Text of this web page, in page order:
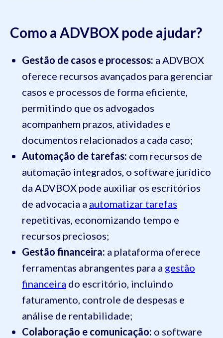
Como a ADVBOX pode ajudar?
Gestão de casos e processos: a ADVBOX
oferece recursos avançados para gerenciar
casos e processos de forma eficiente,
permitindo que os advogados
acompanhem prazos, atividades e
documentos relacionados a cada caso;
Automação de tarefas: com recursos de
automação integrados, o software jurídico
da ADVBOX pode auxiliar os escritórios
de advocacia a automatizar tarefas
repetitivas, economizando tempo e
recursos preciosos;
Gestão financeira: a plataforma oferece
ferramentas abrangentes para a gestão
financeira do escritório, incluindo
faturamento, controle de despesas e
análise de rentabilidade;
Colaboração e comunicação: o software